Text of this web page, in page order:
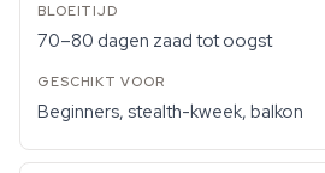
70–80 dagen zaad tot oogst
Beginners, stealth-kweek, balkon